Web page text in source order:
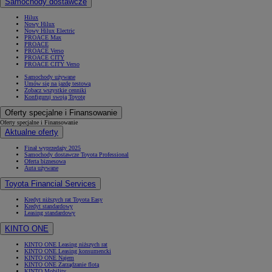
Hilux
Nowy Hilux
Nowy Hilux Electric
PROACE Max
PROACE
PROACE Verso
PROACE CITY
PROACE CITY Verso
Samochody używane
Umów się na jazdę testową
Zobacz wszystkie cenniki
Konfiguruj swoją Toyotę
Oferty specjalne i Finansowanie
Oferty specjalne i Finansowanie
Aktualne oferty
Finał wyprzedaży 2025
Samochody dostawcze Toyota Professional
Oferta biznesowa
Auta używane
Toyota Financial Services
Kredyt niższych rat Toyota Easy
Kredyt standardowy
Leasing standardowy
KINTO ONE
KINTO ONE Leasing niższych rat
KINTO ONE Leasing konsumencki
KINTO ONE Najem
KINTO ONE Zarządzanie flotą